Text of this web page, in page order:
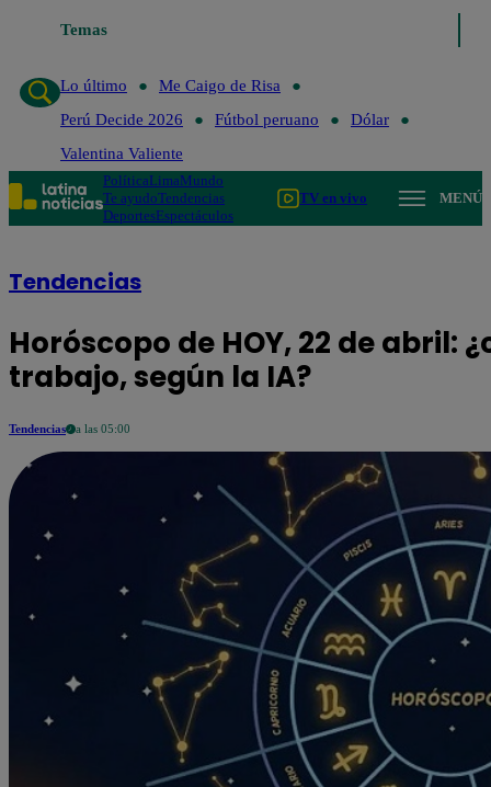
Temas
Lo último
Me Caigo de Risa
Perú Decide 2026
Fútbol peruano
Dólar
Valentina Valiente
PolíticaLimaMundo
Te ayudoTendencias
DeportesEspectáculos
TV en vivo MENÚ
Tendencias
Horóscopo de HOY, 22 de abril:
trabajo, según la IA?
Tendencias a las 05:00